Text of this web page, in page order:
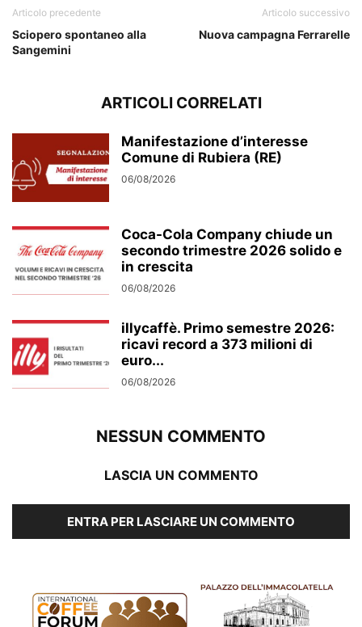
Articolo precedente
Sciopero spontaneo alla
Sangemini
Articolo successivo
Nuova campagna Ferrarelle
ARTICOLI CORRELATI
Manifestazione d’interesse
Comune di Rubiera (RE)
06/08/2026
Coca-Cola Company chiude un
secondo trimestre 2026 solido e
in crescita
06/08/2026
illycaffè. Primo semestre 2026:
ricavi record a 373 milioni di
euro...
06/08/2026
NESSUN COMMENTO
LASCIA UN COMMENTO
ENTRA PER LASCIARE UN COMMENTO